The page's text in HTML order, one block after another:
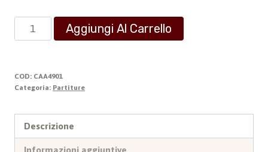
Omnia
-
Operette
gatto
Aggiungi Al Carrello
COD: CAA4901
Categoria: Partiture
Descrizione
Informazioni aggiuntive